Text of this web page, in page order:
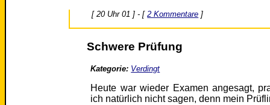
[ 20 Uhr 01 ] - [2 Kommentare ]
Schwere Prüfung
Kategorie: Verdingt
Heute war wieder Examen angesagt,
ich natürlich nicht sagen, denn mein